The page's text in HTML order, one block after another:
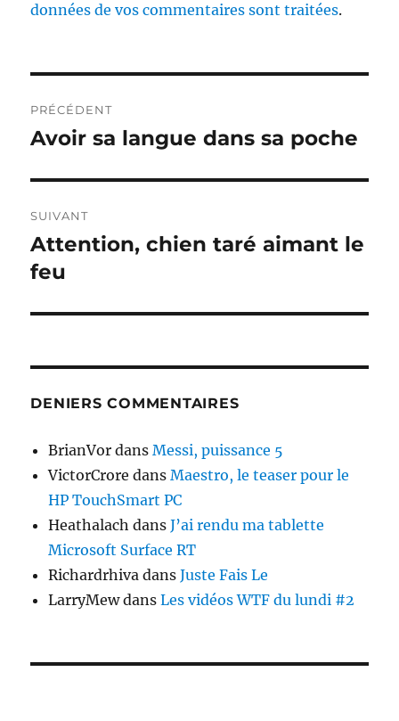
données de vos commentaires sont traitées.
de
PRÉCÉDENT
Publication
Avoir sa langue dans sa poche
SUIVANT
Publication
suivante :
Attention, chien taré aimant le
feu
DENIERS COMMENTAIRES
BrianVor dansMessi, puissance 5
VictorCrore dansMaestro, le teaser pour le
HP TouchSmart PC
Heathalach dansJ’ai rendu ma tablette
Microsoft Surface RT
Richardrhiva dansJuste Fais Le
LarryMewdansLes vidéos WTF du lundi #2